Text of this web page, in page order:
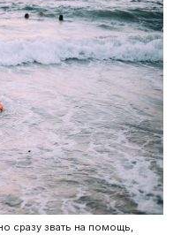
сразу звать на помощь,